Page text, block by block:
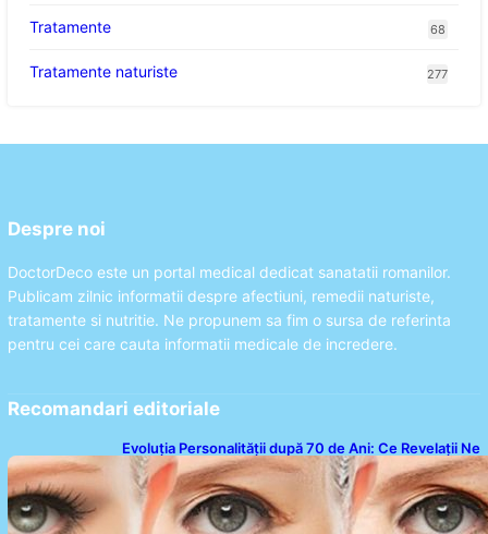
Tratamente 68
Tratamente naturiste 277
Despre noi
DoctorDeco este un portal medical dedicat sanatatii romanilor.
Publicam zilnic informatii despre afectiuni, remedii naturiste,
tratamente si nutritie. Ne propunem sa fim o sursa de referinta
pentru cei care cauta informatii medicale de incredere.
Recomandari editoriale
Evoluția Personalității după 70 de Ani: Ce Revelații Ne
Oferă Studiile Psihologice